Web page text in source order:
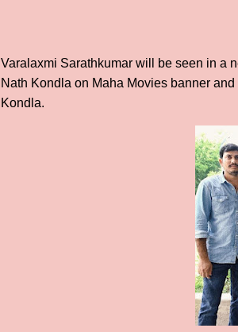
Varalaxmi Sarathkumar will be seen in a
Nath Kondla on Maha Movies banner
Kondla.